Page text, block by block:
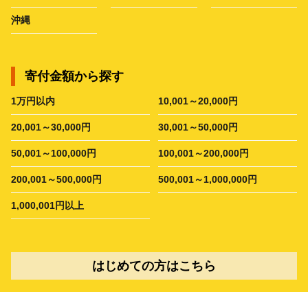
沖縄
寄付金額から探す
1万円以内 10,001～20,000円
20,001～30,000円 30,001～50,000円
50,001～100,000円 100,001～200,000円
200,001～500,000円 500,001～1,000,000円
1,000,001円以上
はじめての方はこちら